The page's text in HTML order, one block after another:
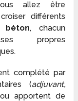
allez être
différents
, chacun
propres
complété par
(adjuvant,
apportent de